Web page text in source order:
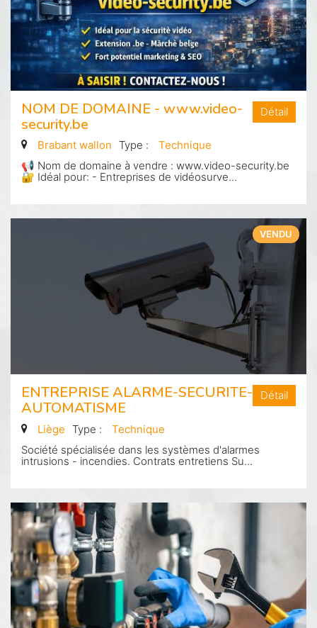
NOM DE DOMAINE - www.video-
security.be
Détail
Brabant wallon Type :
Technique
📢 Nom de domaine à vendre : www.video-security.be
🔐 Idéal pour: - Entreprises de vidéosurve...
VENDU
ENTREPRISE ALARME-SECURITE-
AUTOMATISME
Détail
Liège Type :
Technique
Société spécialisée dans les systèmes d'alarmes
intrusions - incendies. Contrats entretiens Su...